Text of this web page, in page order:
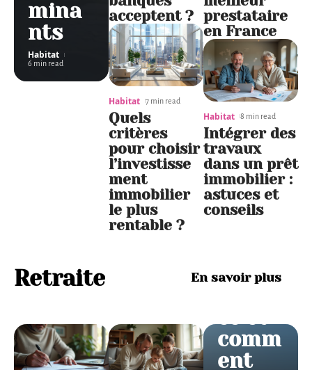
mina
nts
Habitat
6 min read
acceptent ?
Habitat 7 min read
Quels
critères
pour choisir
l’investisse
ment
immobilier
le plus
rentable ?
prestataire
en France
Habitat 8 min read
Intégrer des
travaux
dans un prêt
immobilier :
astuces et
conseils
Retraite En savoir plus
Qui
comm
ent